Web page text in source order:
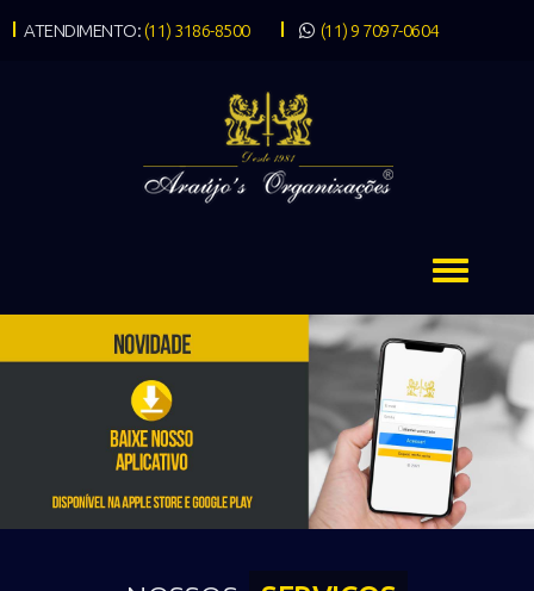
ATENDIMENTO: (11) 3186-8500 (11) 9 7097-0604